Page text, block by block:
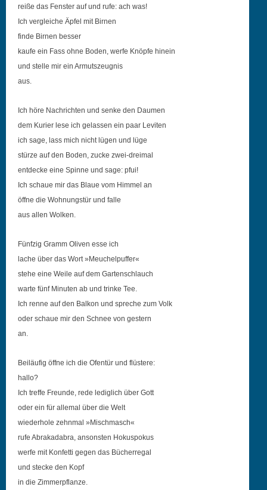
reiße das Fen­ster auf und rufe: ach was!
Ich ver­gle­iche Äpfel mit Birnen
finde Bir­nen besser
kaufe ein Fass ohne Boden, werfe Knöpfe hinein
und stelle mir ein Armutszeugnis
aus.
Ich höre Nachricht­en und senke den Daumen
dem Kuri­er lese ich gelassen ein paar Leviten
ich sage, lass mich nicht lügen und lüge
stürze auf den Boden, zucke zwei-dreimal
ent­decke eine Spinne und sage: pfui!
Ich schaue mir das Blaue vom Him­mel an
öffne die Woh­nungstür und falle
aus allen Wolken.
Fün­fzig Gramm Oliv­en esse ich
lache über das Wort »Meuchelpuffer«
ste­he eine Weile auf dem Gartenschlauch
warte fünf Minuten ab und trinke Tee.
Ich renne auf den Balkon und spreche zum Volk
oder schaue mir den Schnee von gestern
an.
Beiläu­fig öffne ich die Ofen­tür und flüstere:
hallo?
Ich tre­ffe Fre­unde, rede lediglich über Gott
oder ein für alle­mal über die Welt
wieder­hole zehn­mal »Mis­chmasch«
rufe Abrakadabra, anson­sten Hokuspokus
werfe mit Kon­fet­ti gegen das Bücherregal
und stecke den Kopf
in die Zimmerpflanze.